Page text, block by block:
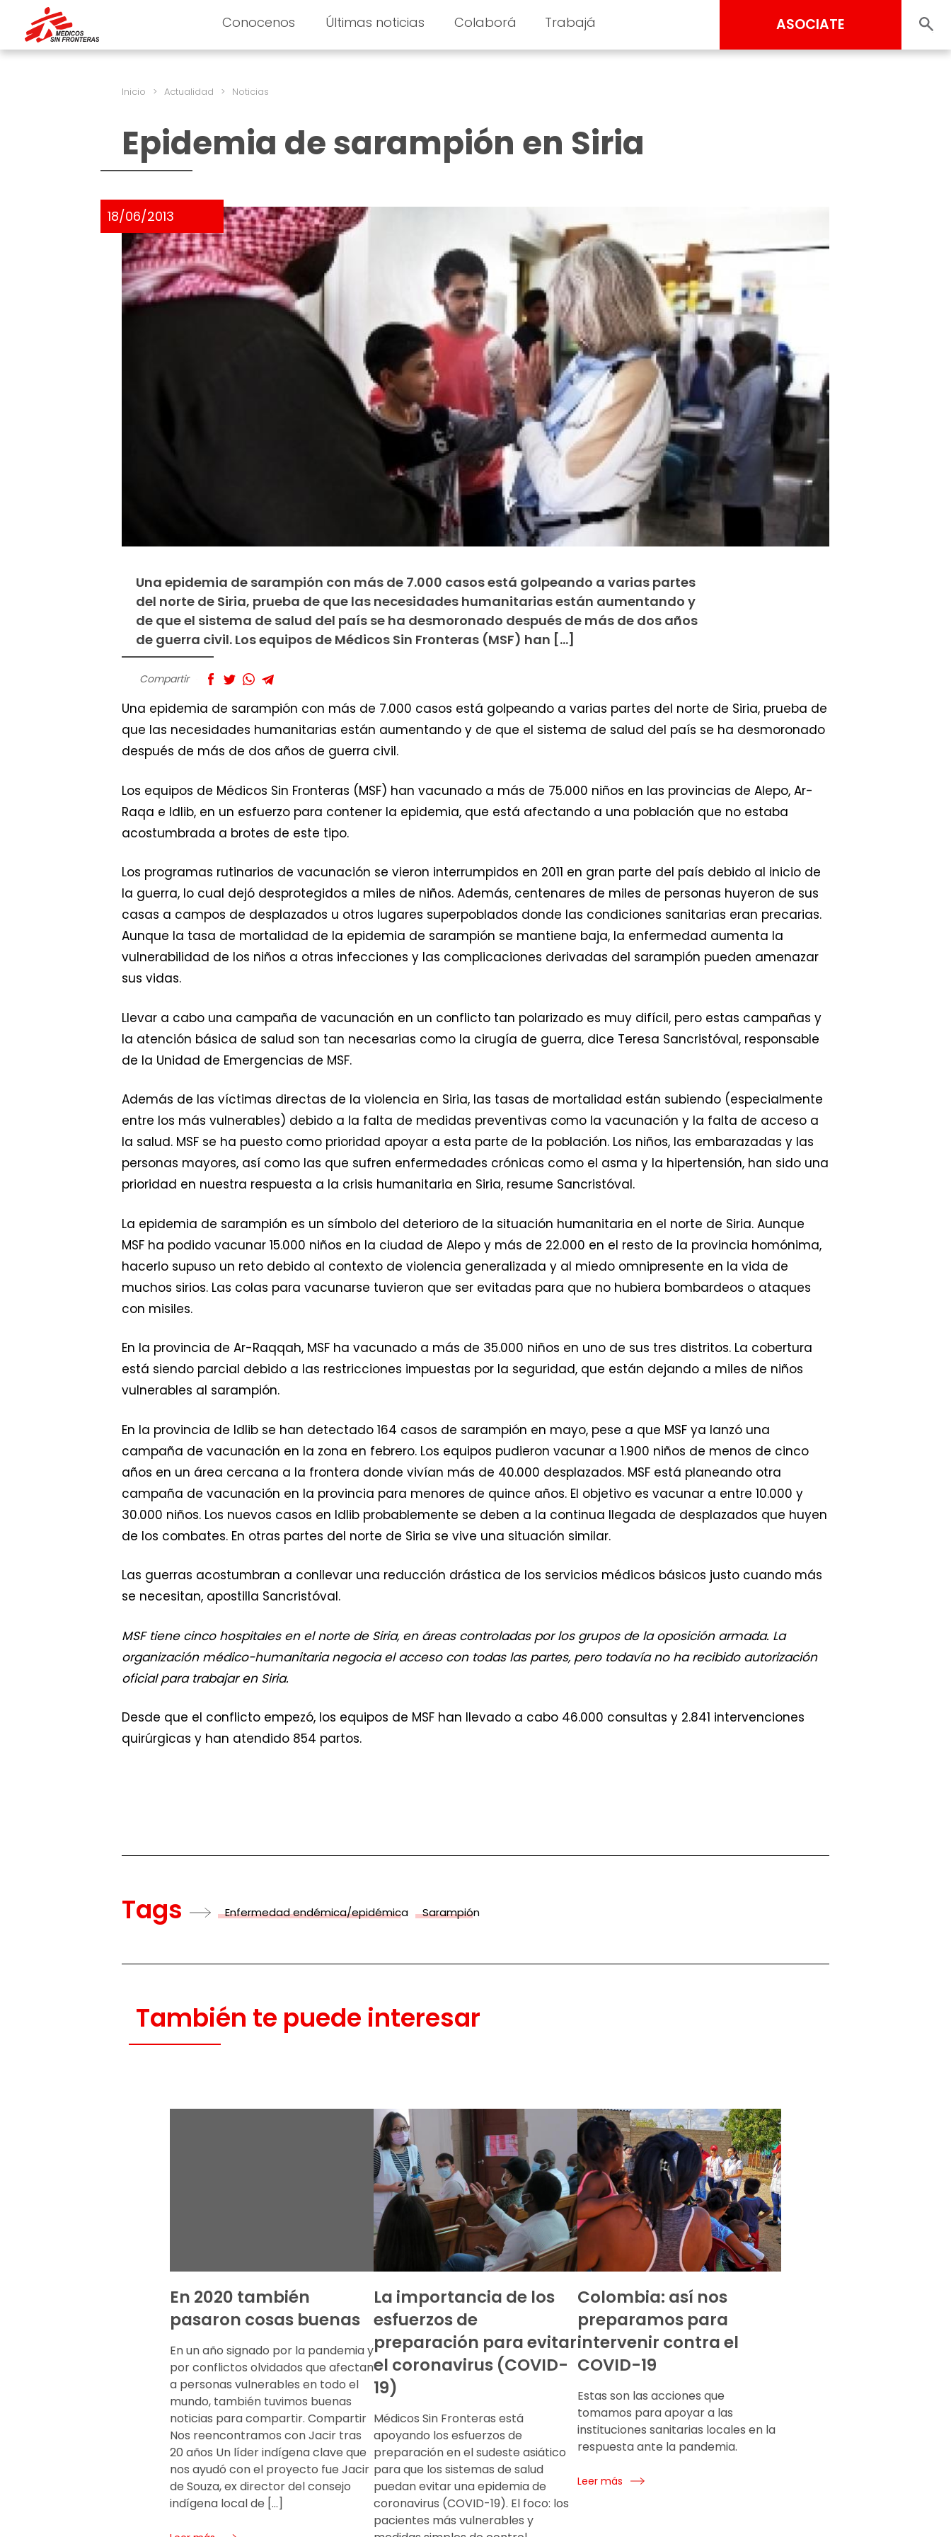
Conocenos Últimas noticias Colaborá Trabajá ASOCIATE
Inicio > Actualidad > Noticias
Epidemia de sarampión en Siria
18/06/2013
Una epidemia de sarampión con más de 7.000 casos está golpeando a varias partes
del norte de Siria, prueba de que las necesidades humanitarias están aumentando y
de que el sistema de salud del país se ha desmoronado después de más de dos años
de guerra civil. Los equipos de Médicos Sin Fronteras (MSF) han […]
Compartir
Una epidemia de sarampión con más de 7.000 casos está golpeando a varias partes del norte de Siria, prueba de
que las necesidades humanitarias están aumentando y de que el sistema de salud del país se ha desmoronado
después de más de dos años de guerra civil.
Los equipos de Médicos Sin Fronteras (MSF) han vacunado a más de 75.000 niños en las provincias de Alepo, Ar-
Raqa e Idlib, en un esfuerzo para contener la epidemia, que está afectando a una población que no estaba
acostumbrada a brotes de este tipo.
Los programas rutinarios de vacunación se vieron interrumpidos en 2011 en gran parte del país debido al inicio de
la guerra, lo cual dejó desprotegidos a miles de niños. Además, centenares de miles de personas huyeron de sus
casas a campos de desplazados u otros lugares superpoblados donde las condiciones sanitarias eran precarias.
Aunque la tasa de mortalidad de la epidemia de sarampión se mantiene baja, la enfermedad aumenta la
vulnerabilidad de los niños a otras infecciones y las complicaciones derivadas del sarampión pueden amenazar
sus vidas.
Llevar a cabo una campaña de vacunación en un conflicto tan polarizado es muy difícil, pero estas campañas y
la atención básica de salud son tan necesarias como la cirugía de guerra, dice Teresa Sancristóval, responsable
de la Unidad de Emergencias de MSF.
Además de las víctimas directas de la violencia en Siria, las tasas de mortalidad están subiendo (especialmente
entre los más vulnerables) debido a la falta de medidas preventivas como la vacunación y la falta de acceso a
la salud. MSF se ha puesto como prioridad apoyar a esta parte de la población. Los niños, las embarazadas y las
personas mayores, así como las que sufren enfermedades crónicas como el asma y la hipertensión, han sido una
prioridad en nuestra respuesta a la crisis humanitaria en Siria, resume Sancristóval.
La epidemia de sarampión es un símbolo del deterioro de la situación humanitaria en el norte de Siria. Aunque
MSF ha podido vacunar 15.000 niños en la ciudad de Alepo y más de 22.000 en el resto de la provincia homónima,
hacerlo supuso un reto debido al contexto de violencia generalizada y al miedo omnipresente en la vida de
muchos sirios. Las colas para vacunarse tuvieron que ser evitadas para que no hubiera bombardeos o ataques
con misiles.
En la provincia de Ar-Raqqah, MSF ha vacunado a más de 35.000 niños en uno de sus tres distritos. La cobertura
está siendo parcial debido a las restricciones impuestas por la seguridad, que están dejando a miles de niños
vulnerables al sarampión.
En la provincia de Idlib se han detectado 164 casos de sarampión en mayo, pese a que MSF ya lanzó una
campaña de vacunación en la zona en febrero. Los equipos pudieron vacunar a 1.900 niños de menos de cinco
años en un área cercana a la frontera donde vivían más de 40.000 desplazados. MSF está planeando otra
campaña de vacunación en la provincia para menores de quince años. El objetivo es vacunar a entre 10.000 y
30.000 niños. Los nuevos casos en Idlib probablemente se deben a la continua llegada de desplazados que huyen
de los combates. En otras partes del norte de Siria se vive una situación similar.
Las guerras acostumbran a conllevar una reducción drástica de los servicios médicos básicos justo cuando más
se necesitan, apostilla Sancristóval.
MSF tiene cinco hospitales en el norte de Siria, en áreas controladas por los grupos de la oposición armada. La
organización médico-humanitaria negocia el acceso con todas las partes, pero todavía no ha recibido autorización
oficial para trabajar en Siria.
Desde que el conflicto empezó, los equipos de MSF han llevado a cabo 46.000 consultas y 2.841 intervenciones
quirúrgicas y han atendido 854 partos.
Tags Enfermedad endémica/epidémica Sarampión
También te puede interesar
En 2020 también
pasaron cosas buenas
En un año signado por la pandemia y
por conflictos olvidados que afectan
a personas vulnerables en todo el
mundo, también tuvimos buenas
noticias para compartir. Compartir
Nos reencontramos con Jacir tras
20 años Un líder indígena clave que
nos ayudó con el proyecto fue Jacir
de Souza, ex director del consejo
indígena local de […]
La importancia de los
esfuerzos de
preparación para evitar
el coronavirus (COVID-
19)
Médicos Sin Fronteras está
apoyando los esfuerzos de
preparación en el sudeste asiático
para que los sistemas de salud
puedan evitar una epidemia de
coronavirus (COVID-19). El foco: los
pacientes más vulnerables y
Colombia: así nos
preparamos para
intervenir contra el
COVID-19
Estas son las acciones que
tomamos para apoyar a las
instituciones sanitarias locales en la
respuesta ante la pandemia.
Leer más